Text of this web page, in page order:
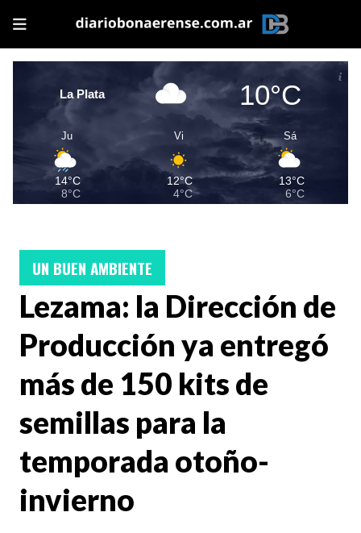
La Plata 10°C
Ju
14°C
8°C
Vi
12°C
4°C
Sá
13°C
6°C
Lezama: la Dirección de
Producción ya entregó
más de 150 kits de
semillas para la
temporada otoño-
invierno
UN BUEN AMBIENTE